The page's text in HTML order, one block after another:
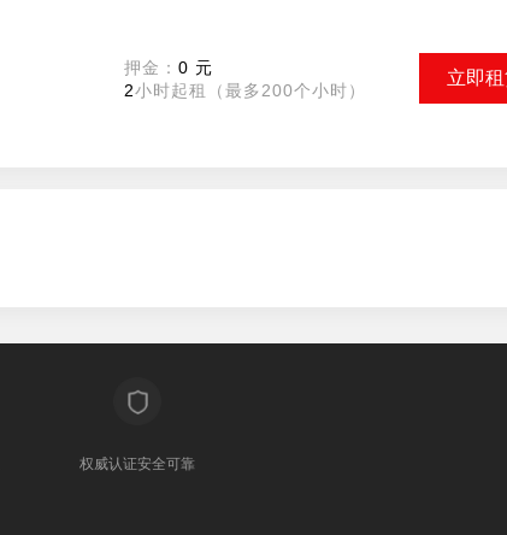
押金： 0 元
2小时起租（最多200个小时）
立即
权威认证安全可靠